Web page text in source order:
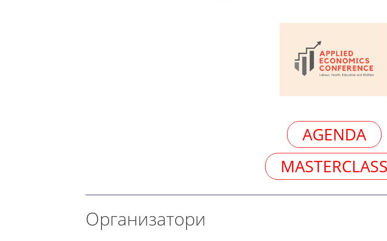
AGENDA
MASTERCLASS
Организатори